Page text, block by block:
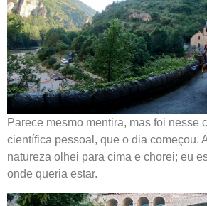
Parece mesmo mentira, mas foi nesse
científica pessoal, que o dia começou.
natureza olhei para cima e chorei; eu
onde queria estar.